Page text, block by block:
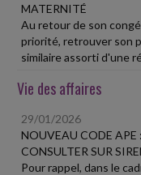
MATERNITÉ
Au retour de son
priorité, retrouver son
similaire assorti d'une
Vie des affaires
29/01/2026
NOUVEAU CODE APE
CONSULTER SUR
Pour rappel, dans le